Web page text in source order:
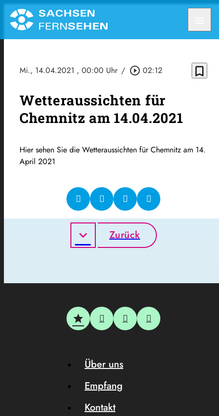
Mi., 14.04.2021 , 00:00 Uhr / play_circle_outline 02:12 bookmark_border
Wetteraussichten für
Chemnitz am 14.04.2021
Hier sehen Sie die Wetteraussichten für Chemnitz am 14.
April 2021
Zurück
Über uns
Empfang
Kontakt